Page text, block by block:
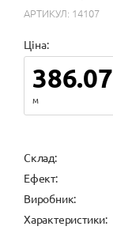
АРТИКУЛ: 14107
Ціна:
386.07
м
Cклад:
Ефект:
Виробник:
Характеристики: